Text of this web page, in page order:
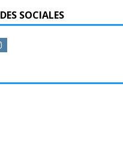
SOCIALES